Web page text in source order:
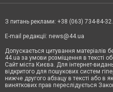
З питань реклами: +38 (063) 734-84-
E-mail редакції: news@44.ua
Допускається цитування матеріалів
44.ua за умови розміщення в тексті
Сайт міста Києва. Для інтернет-
відкритого для пошукових систем
нижче другого абзацу в тексті або в
виняткових прав переслідується